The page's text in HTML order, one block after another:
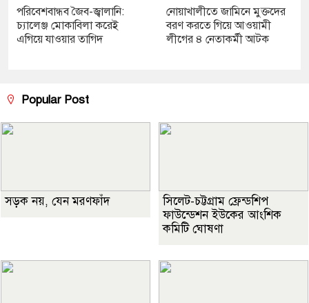
পরিবেশবান্ধব জৈব-জ্বালানি:
চ্যালেঞ্জ মোকাবিলা করেই
এগিয়ে যাওয়ার তাগিদ
নোয়াখালীতে জামিনে মুক্তদের
বরণ করতে গিয়ে আওয়ামী
লীগের ৪ নেতাকর্মী আটক
Popular Post
সড়ক নয়, যেন মরণফাঁদ
সিলেট-চট্টগ্রাম ফ্রেন্ডশিপ
ফাউন্ডেশন ইউকের আংশিক
কমিটি ঘোষণা